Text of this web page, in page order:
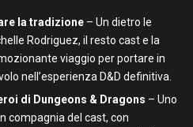
la tradizione – Un dietro le
Rodriguez, il resto cast e la
viaggio per portare in
nell’esperienza D&D definitiva.
di Dungeons & Dragons – Uno
compagnia del cast, con